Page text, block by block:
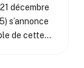
décembre
s’annonce
de cette…